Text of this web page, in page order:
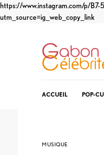
https://www.instagram.com/p/
utm_source=ig_web_copy_link
ACCUEIL POP-
MUSIQUE